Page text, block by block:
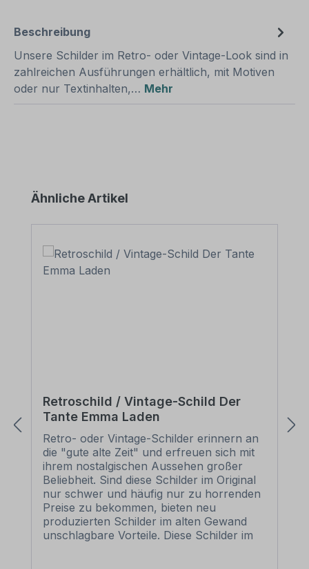
Beschreibung
Unsere Schilder im Retro- oder Vintage-Look sind in
zahlreichen Ausführungen erhältlich, mit Motiven
oder nur Textinhalten,… Mehr
Produktgalerie überspringen
Ähnliche Artikel
Retroschild / Vintage-Schild Der
Tante Emma Laden
Retro- oder Vintage-Schilder erinnern an
die "gute alte Zeit" und erfreuen sich mit
ihrem nostalgischen Aussehen großer
Beliebheit. Sind diese Schilder im Original
nur schwer und häufig nur zu horrenden
Preise zu bekommen, bieten neu
produzierten Schilder im alten Gewand
unschlagbare Vorteile. Diese Schilder im